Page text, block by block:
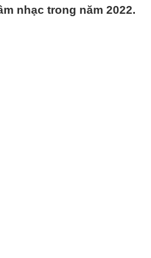
nhạc trong năm 2022.